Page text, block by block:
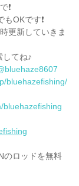
❗️
OKです❗️
更新していきま
してね♪
bluehazefishing/
bluehazefishing
のロッドを無料